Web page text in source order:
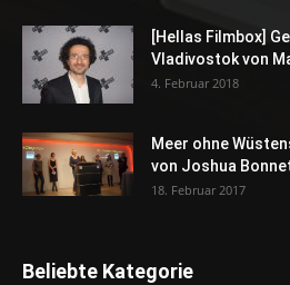
[Hellas Filmbox]
Vladivostok von
4. Februar 2018
Meer ohne
von Joshua
18. Februar 2017
Beliebte Kategorie